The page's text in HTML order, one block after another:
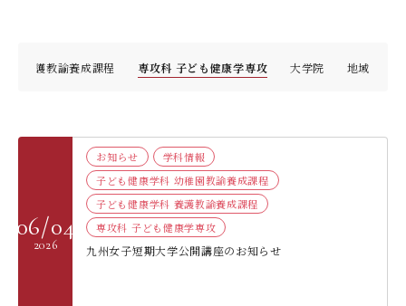
教職員の方へ
お知らせ
沿革
採用情報
デジタルパンフレット
情報公開
児童・幼児教育学科（旧 人間発達学科 人間発達
九州女子大学大学院
人間科学研究科
人間科学専攻（修士課程）
子ども健康学専攻
学友会（サークル紹介）
学生サポート
免許・資格一覧
北九州市の企業情報・求人情報
就職なんでも相談窓口
就職状況
入学定員・選抜区分別募集定員
オープンキャンパス
WEB相談会
進路相談会案内
科 養護教諭養成課程 専攻科 子ども健康学専攻 大学院 地域
06/04
2026
お知らせ
学科情報
子ども健康学科 幼稚園教諭養成課程
子ども健康学科 養護教諭養成課程
専攻科 子ども健康学専攻
九州女子短期大学公開講座のお知らせ